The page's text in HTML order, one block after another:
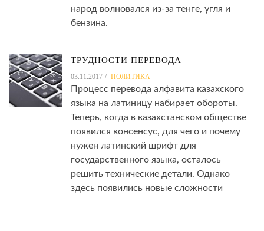
народ волновался из-за тенге, угля и
бензина.
ТРУДНОСТИ ПЕРЕВОДА
03.11.2017 ПОЛИТИКА
Процесс перевода алфавита казахского
языка на латиницу набирает обороты.
Теперь, когда в казахстанском обществе
появился консенсус, для чего и почему
нужен латинский шрифт для
государственного языка, осталось
решить технические детали. Однако
здесь появились новые сложности